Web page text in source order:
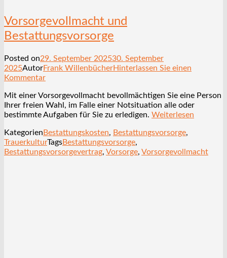
Vorsorgevollmacht und
Bestattungsvorsorge
Posted on29. September 202530. September
2025AutorFrank WillenbücherHinterlassen Sie einen
Kommentar
Mit einer Vorsorgevollmacht bevollmächtigen Sie eine Person
Ihrer freien Wahl, im Falle einer Notsituation alle oder
bestimmte Aufgaben für Sie zu erledigen. Weiterlesen
Kategorien Bestattungskosten, Bestattungsvorsorge,
TrauerkulturTagsBestattungsvorsorge,
Bestattungsvorsorgevertrag, Vorsorge, Vorsorgevollmacht